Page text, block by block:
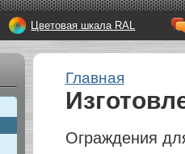
Цветовая шкала RAL
Главная
Ограждения